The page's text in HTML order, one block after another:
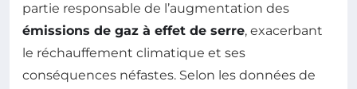
partie responsable de l’augmentation des
émissions de gaz à effet de serre, exacerbant
le réchauffement climatique et ses
conséquences néfastes. Selon les données de